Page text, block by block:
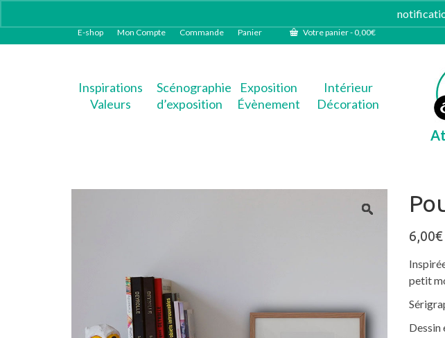
E-shop Mon Compte Commande Panier Votre panier-0,00€
Inspirations
Valeurs
Scénographie
d’exposition
Exposition
Évènement
Intérieur
Décoration
6,00€
petit
Dessin